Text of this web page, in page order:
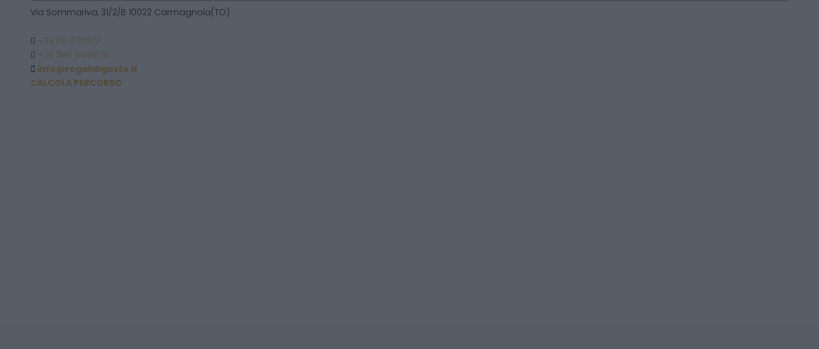
Via Sommariva, 31/2/B 10022 Carmagnola(TO)
+39 011 9715272
+39 380 6441674
info@regalidigusto.it
CALCOLA PERCORSO